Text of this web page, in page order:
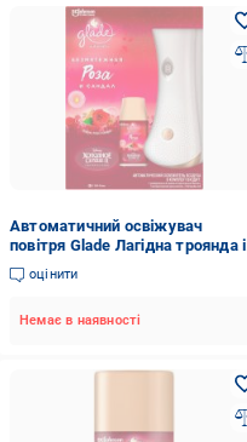
Автоматичний освіжувач
повітря Glade Лагiдна троянда i
сандал 269 мл
оцінити
Немає в наявності